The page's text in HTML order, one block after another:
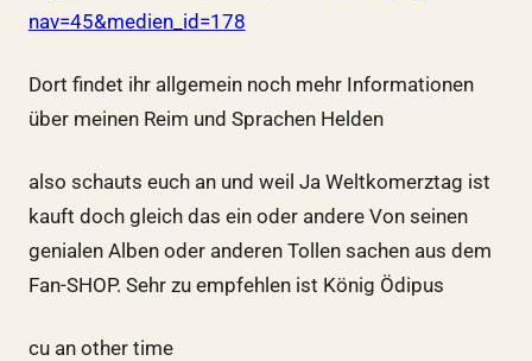
nav=45&medien_id=178
Dort findet ihr allgemein noch mehr Informationen
über meinen Reim und Sprachen Helden
also schauts euch an und weil Ja Weltkomerztag ist
kauft doch gleich das ein oder andere Von seinen
genialen Alben oder anderen Tollen sachen aus dem
Fan-SHOP. Sehr zu empfehlen ist König Ödipus
cu an other time